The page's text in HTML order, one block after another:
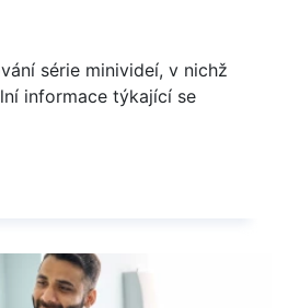
série minivideí, v nichž
informace týkající se